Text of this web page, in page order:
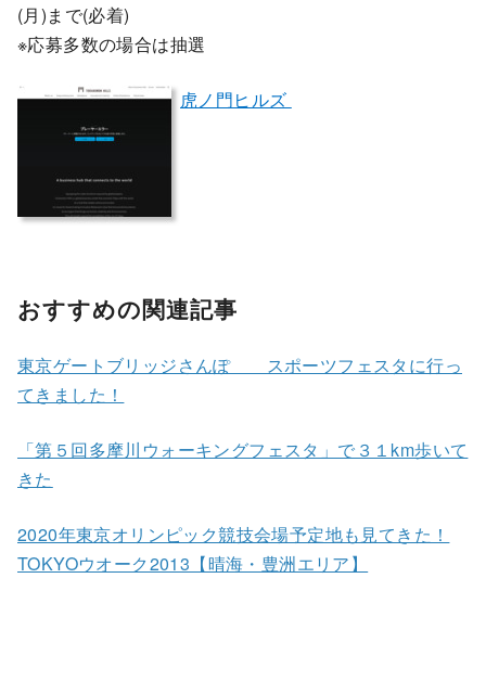
(月)まで(必着)
※応募多数の場合は抽選
虎ノ門ヒルズ
おすすめの関連記事
東京ゲートブリッジさんぽ スポーツフェスタに行っ
てきました！
「第５回多摩川ウォーキングフェスタ」で３１km歩いて
きた
2020年東京オリンピック競技会場予定地も見てきた！
TOKYOウオーク2013【晴海・豊洲エリア】